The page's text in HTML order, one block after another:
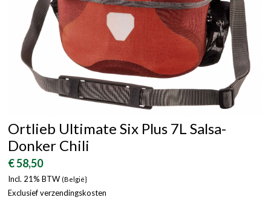
Ortlieb Ultimate Six Plus 7L Salsa-
Donker Chili
€ 58,50
Incl. 21% BTW (België}
Exclusief verzendingskosten